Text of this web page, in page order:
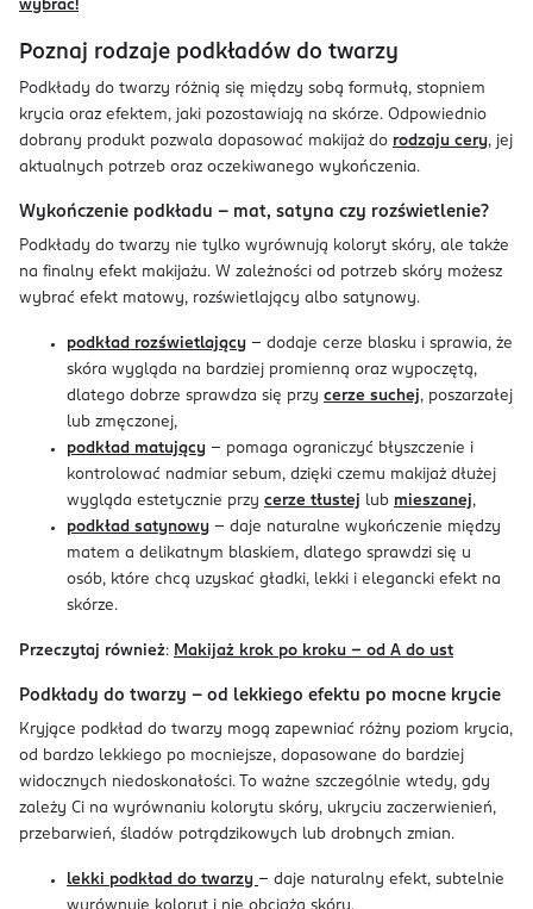
wybrać!
Poznaj rodzaje podkładów do twarzy
Podkłady do twarzy różnią się między sobą formułą, stopniem
krycia oraz efektem, jaki pozostawiają na skórze. Odpowiednio
dobrany produkt pozwala dopasować makijaż do rodzaju cery, jej
aktualnych potrzeb oraz oczekiwanego wykończenia.
Wykończenie podkładu – mat, satyna czy rozświetlenie?
Podkłady do twarzy nie tylko wyrównują koloryt skóry, ale także
na finalny efekt makijażu. W zależności od potrzeb skóry możesz
wybrać efekt matowy, rozświetlający albo satynowy.
podkład rozświetlający – dodaje cerze blasku i sprawia, że
skóra wygląda na bardziej promienną oraz wypoczętą,
dlatego dobrze sprawdza się przy cerze suchej, poszarzałej
lub zmęczonej,
podkład matujący – pomaga ograniczyć błyszczenie i
kontrolować nadmiar sebum, dzięki czemu makijaż dłużej
wygląda estetycznie przy cerze tłustej lub mieszanej,
podkład satynowy – daje naturalne wykończenie między
matem a delikatnym blaskiem, dlatego sprawdzi się u
osób, które chcą uzyskać gładki, lekki i elegancki efekt na
skórze.
Przeczytaj również: Makijaż krok po kroku – od A do ust
Podkłady do twarzy – od lekkiego efektu po mocne krycie
Kryjące podkład do twarzy mogą zapewniać różny poziom krycia,
od bardzo lekkiego po mocniejsze, dopasowane do bardziej
widocznych niedoskonałości. To ważne szczególnie wtedy, gdy
zależy Ci na wyrównaniu kolorytu skóry, ukryciu zaczerwienień,
przebarwień, śladów potrądzikowych lub drobnych zmian.
lekki podkład do twarzy – daje naturalny efekt, subtelnie